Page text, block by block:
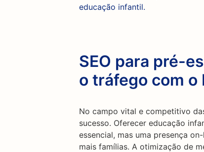
educação infantil.
SEO para pré-
o tráfego com o
No campo vital e competitivo
sucesso. Oferecer educação
essencial, mas uma presença
mais famílias. A otimização de